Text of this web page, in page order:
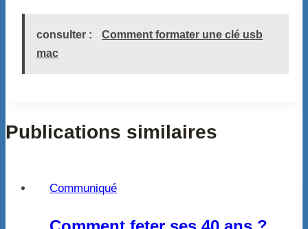
consulter :
Comment formater une clé usb
mac
Publications similaires
Communiqué